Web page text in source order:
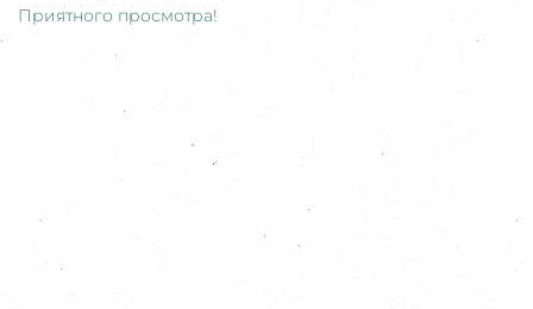
Приятного просмотра!